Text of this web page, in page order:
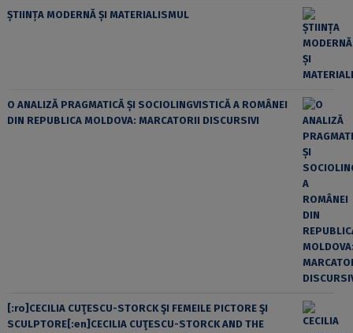
ȘTIINȚA MODERNĂ ȘI MATERIALISMUL
O ANALIZĂ PRAGMATICĂ ȘI SOCIOLINGVISTICĂ A ROMÂNEI
DIN REPUBLICA MOLDOVA: MARCATORII DISCURSIVI
[:ro]CECILIA CUŢESCU-STORCK ŞI FEMEILE PICTORE ŞI
SCULPTORE[:en]CECILIA CUŢESCU-STORCK AND THE